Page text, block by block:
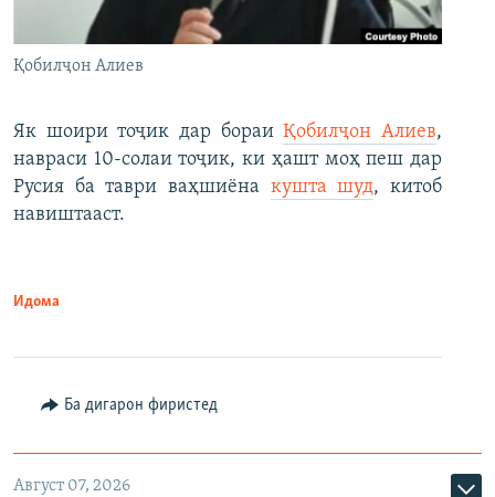
Қобилҷон Алиев
Як шоири тоҷик дар бораиҚобилҷон Алиев,
навраси 10-солаи тоҷик, ки ҳашт моҳ пеш дар
Русия ба таври ваҳшиёна кушта шуд, китоб
навиштааст.
Идома
Ба дигарон фиристед
Август 07, 2026